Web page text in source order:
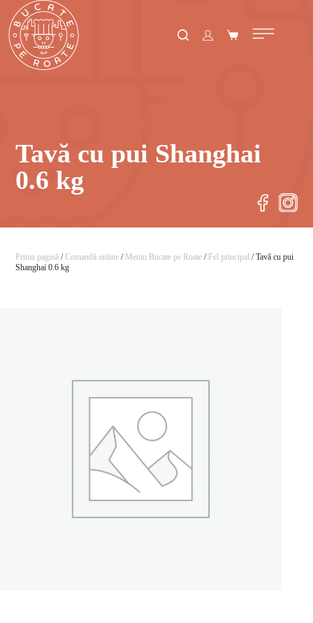
Tavă cu pui Shanghai
0.6 kg
Prima pagină /Comandă online / Meniu Bucate pe Roate / Fel principal / Tavă cu pui
Shanghai 0.6 kg